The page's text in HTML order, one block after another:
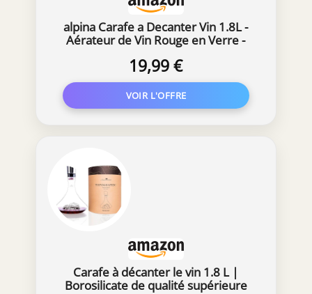
alpina Carafe a Decanter Vin 1.8L -
Aérateur de Vin Rouge en Verre -
24 cm - Transparent
19,99 €
Carafe à décanter le vin 1.8 L |
Borosilicate de qualité supérieure